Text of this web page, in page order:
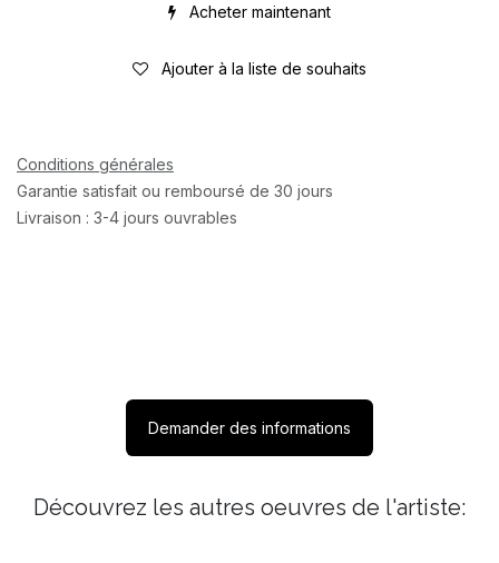
Acheter maintenant
Ajouter à la liste de souhaits
Conditions générales
Garantie satisfait ou remboursé de 30 jours
Livraison : 3-4 jours ouvrables
Demander des informations
Découvrez les autres oeuvres de l'artiste: